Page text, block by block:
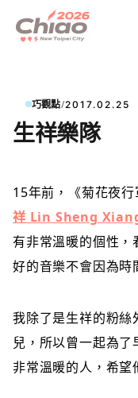
巧觀點/2017.02.25
生祥樂隊
15年前 ，《菊花夜
祥 Lin Sheng
有非常溫暖的個性
好的音樂不會因為時
我除了是生祥的粉
兒，所以曾一起為
非常溫暖的人，希望